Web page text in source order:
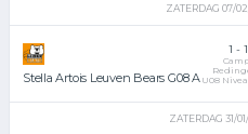
ZATERDAG 07/
Stella Artois Leuven Bears G08 A
1 - 1
U08
ZATERDAG 31/